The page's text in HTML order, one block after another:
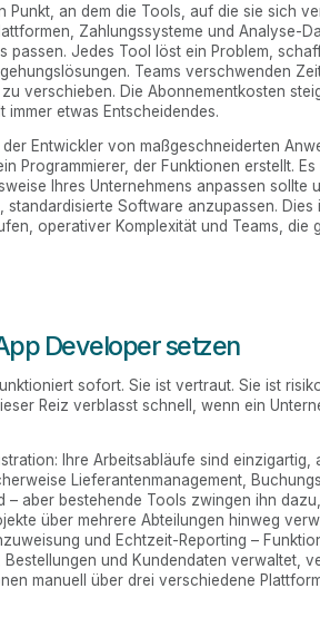
an dem die Tools, auf die sie sich
Zahlungssysteme und Analyse-
passen. Jedes Tool löst ein Problem,
Teams verschwenden
verschieben. Die Abonnementkosten
etwas Entscheidendes.
Entwickler von maßgeschneiderten
Programmierer, der Funktionen erstellt.
Ihres Unternehmens anpassen sollte
Software anzupassen. Dies
operativer Komplexität und Teams, die
Developer setzen
sofort. Sie ist vertraut. Sie ist
Reiz verblasst schnell, wenn ein
Ihre Arbeitsabläufe sind einzigartig,
Lieferantenmanagement,
– aber bestehende Tools zwingen ihn
über mehrere Abteilungen hinweg
und Echtzeit-Reporting –
und Kundendaten verwaltet,
manuell über drei verschiedene